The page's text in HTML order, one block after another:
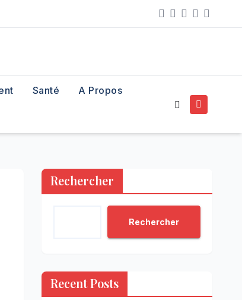
Santé A Propos
Rechercher
Rechercher
Recent Posts